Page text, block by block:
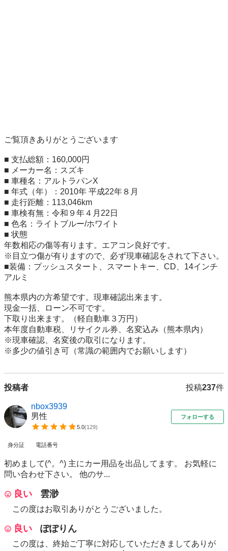
ご覧頂きありがとうございます
■ 支払総額：160,000円
■ メーカー名：スズキ
■ 車種名：アルトラパンX
■ 年式（年）：2010年 平成22年８月
■ 走行距離：113,046km
■ 車検有無：令和９年４月22日
■ 色名：ライトブルー/ホワイト
■ 状態
年数相応の傷等有ります。エアコン良好です。
※目立つ傷が有りますので、必ず現車確認をされて下さい。
■装備：プッシュスタート、スマートキー、CD、14インチ
アルミ
熊本県内の方希望です。現車確認出来ます。
現金一括、ローン不可です。
下取り出来ます。（軽自動車３万円）
本年度自動車税、リサイクル券、名変込み（熊本県内）
※現車確認、名変後の取引になります。
※多少の値引き可（常識の範囲内でお願いします）
投稿者 投稿237件
nbox3939
男性
5.0(129)
フォローする
身分証 電話番号
初めまして(^。^) 主にカー用品を出品してます。 お気軽に
問い合わせ下さい。 他のサ...
良い 雲渺
この度はお取引ありがとうございました。
良い ぽぽりん
この度は、終始ご丁寧に対応していただきましてありが